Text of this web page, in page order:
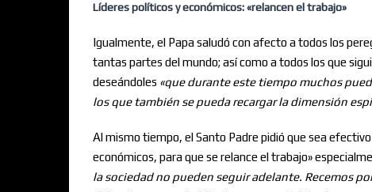
Líderes políticos y económicos: «relancen el trabajo»
Igualmente, el Papa saludó con afecto a todos los
tantas partes del mundo; así como a todos los que
deseándoles «que durante este tiempo muchos
los que también se pueda recargar la dimensión
Al mismo tiempo, el Santo Padre pidió que sea
económicos, para que se relance el trabajo»
la sociedad no pueden seguir adelante. Recemos